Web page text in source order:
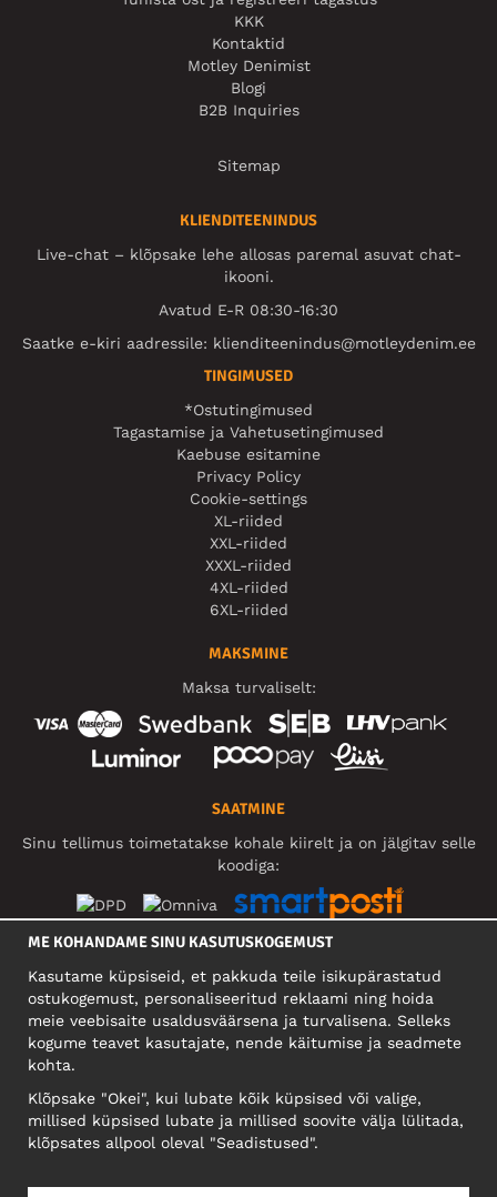
KKK
Kontaktid
Motley Denimist
Blogi
B2B Inquiries
Sitemap
KLIENDITEENINDUS
Live-chat – klõpsake lehe allosas paremal asuvat chat-
ikooni.
Avatud E-R 08:30-16:30
Saatke e-kiri aadressile: klienditeenindus@motleydenim.ee
TINGIMUSED
*Ostutingimused
Tagastamise ja Vahetusetingimused
Kaebuse esitamine
Privacy Policy
Cookie-settings
XL-riided
XXL-riided
XXXL-riided
4XL-riided
6XL-riided
MAKSMINE
Maksa turvaliselt:
SAATMINE
Sinu tellimus toimetatakse kohale kiirelt ja on jälgitav selle
koodiga:
FIRMA
Mäeküla tn 9, EE-13525 Tallinn
Reg: 17449603, KMKR: EE102960721
ME KOHANDAME SINU KASUTUSKOGEMUST
Kasutame küpsiseid, et pakkuda teile isikupärastatud
ostukogemust, personaliseeritud reklaami ning hoida
meie veebisaite usaldusväärsena ja turvalisena. Selleks
kogume teavet kasutajate, nende käitumise ja seadmete
kohta.
Klõpsake "Okei", kui lubate kõik küpsised või valige,
millised küpsised lubate ja millised soovite välja lülitada,
klõpsates allpool oleval "Seadistused".